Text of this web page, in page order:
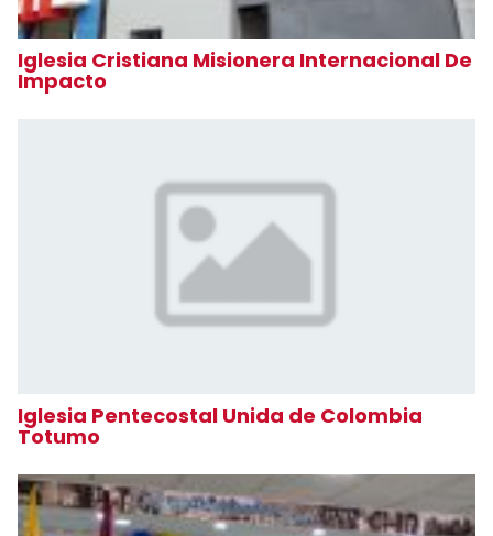
Iglesia Cristiana Misionera Internacional De
Impacto
Iglesia Pentecostal Unida de Colombia
Totumo